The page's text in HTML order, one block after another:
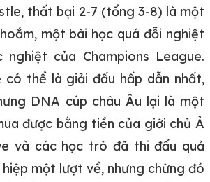
thất bại 2-7 (tổng 3-8) là một
một bài học quá đỗi nghiệt
của Champions League.
có thể là giải đấu hấp dẫn nhất,
DNA cúp châu Âu lại là một
được bằng tiền của giới chủ Ả
và các học trò đã thi đấu quả
một lượt về, nhưng chừng đó